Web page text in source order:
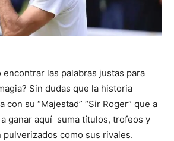
encontrar las palabras justas para
Sin dudas que la historia
con su “Majestad” “Sir Roger” que a
ganar aquí suma títulos, trofeos y
como sus rivales.